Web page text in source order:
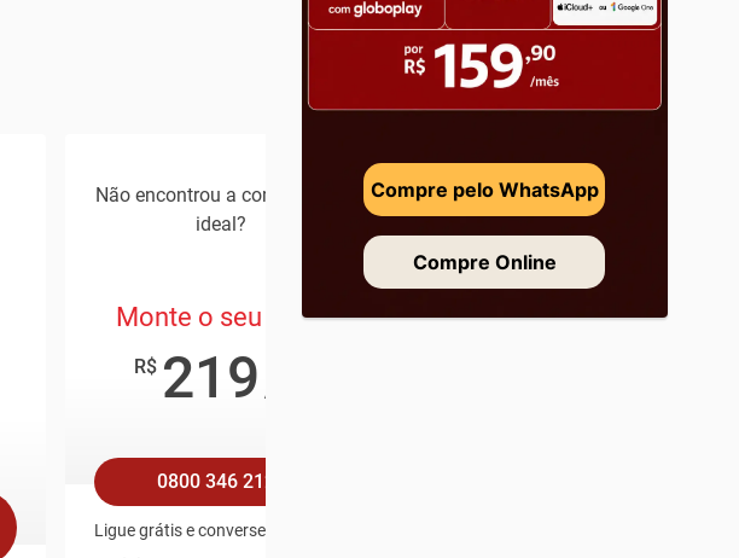
Não encontrou a combinação
ideal?
Monte o seu Multi
R$ 219 /mês
0800 346 2121
Ligue grátis e converse com a
Compre pelo WhatsApp
Compre Online